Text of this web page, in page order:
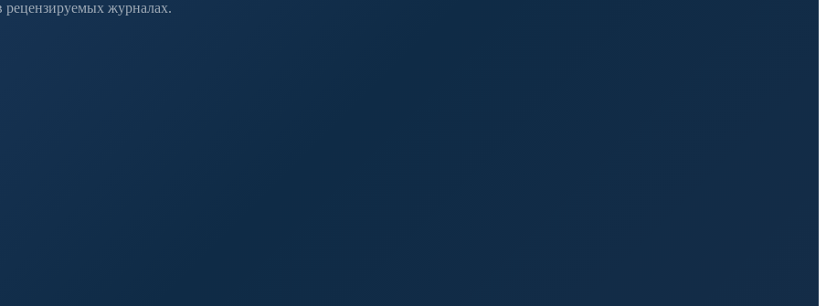
рецензируемых журналах.